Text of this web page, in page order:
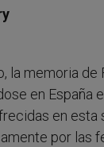
la memoria de
en España
en
por las